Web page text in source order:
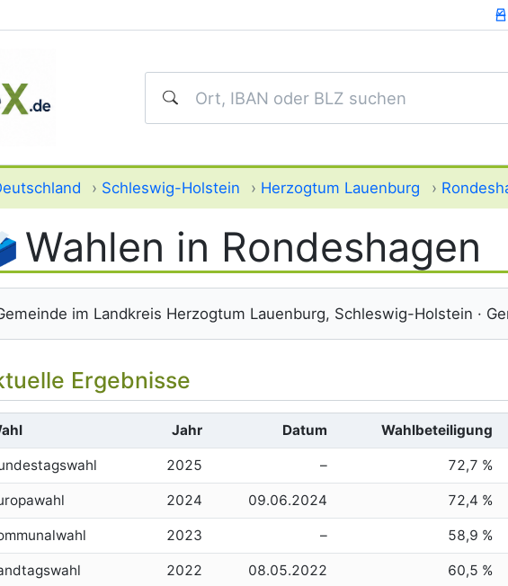
› Schleswig-Holstein › Herzogtum Lauenburg ›
Wahlen in Rondeshagen
im Landkreis Herzogtum Lauenburg, Schleswig-Holstein ·
Ergebnisse
Jahr Datum Wahlbeteiligung
2025 – 72,7 %
2024 09.06.2024 72,4 %
2023 – 58,9 %
2022 08.05.2022 60,5 %